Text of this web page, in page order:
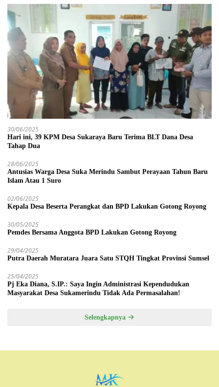
30/06/2025
Hari ini, 39 KPM Desa Sukaraya Baru Terima BLT Dana Desa
Tahap Dua
28/06/2025
Antusias Warga Desa Suka Merindu Sambut Perayaan Tahun Baru
Islam Atau 1 Suro
02/06/2025
Kepala Desa Beserta Perangkat dan BPD Lakukan Gotong Royong
30/05/2025
Pemdes Bersama Anggota BPD Lakukan Gotong Royong
29/04/2025
Putra Daerah Muratara Juara Satu STQH Tingkat Provinsi Sumsel
25/04/2025
Pj Eka Diana, S.IP.: Saya Ingin Administrasi Kependudukan
Masyarakat Desa Sukamerindu Tidak Ada Permasalahan!
Selengkapnya